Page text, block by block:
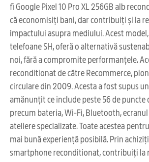
fi Google Pixel 10 Pro XL 256GB alb
că economisiți bani, dar contribuiți și la
impactului asupra mediului. Acest
telefoane SH, oferă o alternativă
noi, fără a compromite performanțele.
reconditionat de către Recommerce,
circulare din 2009. Acesta a fost supus
amănunțit ce include peste 56 de puncte
precum bateria, Wi-Fi, Bluetooth,
ateliere specializate. Toate acestea
mai bună experiență posibilă. Prin
smartphone reconditionat, contribuiți la